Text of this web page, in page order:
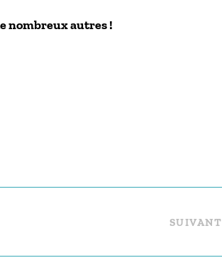
nombreux autres !
SUIVANT